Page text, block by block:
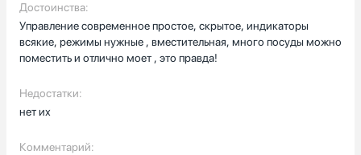
Достоинства:
Управление современное простое, скрытое, индикаторы
всякие, режимы нужные , вместительная, много посуды можно
поместить и отлично моет , это правда!
Недостатки:
нет их
Комментарий: